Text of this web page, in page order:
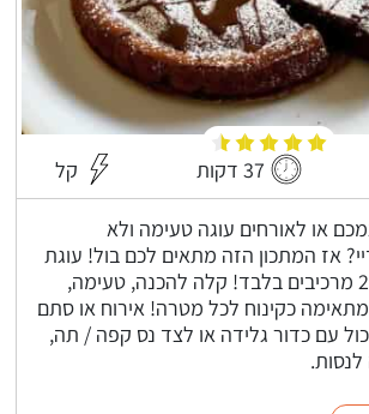
37 דקות קל
או לאורחים עוגה טעימה ולא
אז המתכון הזה מתאים לכם בול! עוגת
שוקולד נוטלה מ-2 מרכיבים בלבד! קלה להכנה, טעימה,
כקינוח לכל מטרה! אירוח או סתם
עם כדור גלידה או לצד נס קפה / תה,